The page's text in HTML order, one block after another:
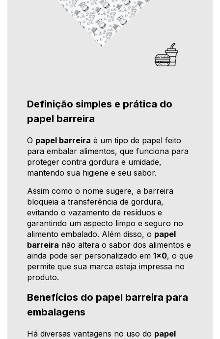
Definição simples e prática do
papel barreira
O papel barreira é um tipo de papel feito
para embalar alimentos, que funciona para
proteger contra gordura e umidade,
mantendo sua higiene e seu sabor.
Assim como o nome sugere, a barreira
bloqueia a transferência de gordura,
evitando o vazamento de resíduos e
garantindo um aspecto limpo e seguro no
alimento embalado. Além disso, o papel
barreira não altera o sabor dos alimentos e
ainda pode ser personalizado em 1x0, o que
permite que sua marca esteja impressa no
produto.
Benefícios do papel barreira para
embalagens
Há diversas vantagens no uso do papel